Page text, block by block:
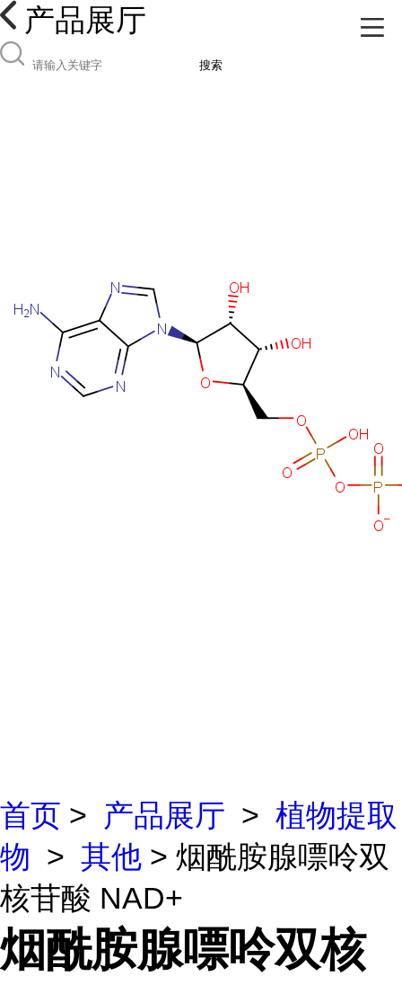
产品展厅
搜索
首页 > 产品展厅 > 植物提取
物 > 其他 > 烟酰胺腺嘌呤双
核苷酸 NAD+
烟酰胺腺嘌呤双核